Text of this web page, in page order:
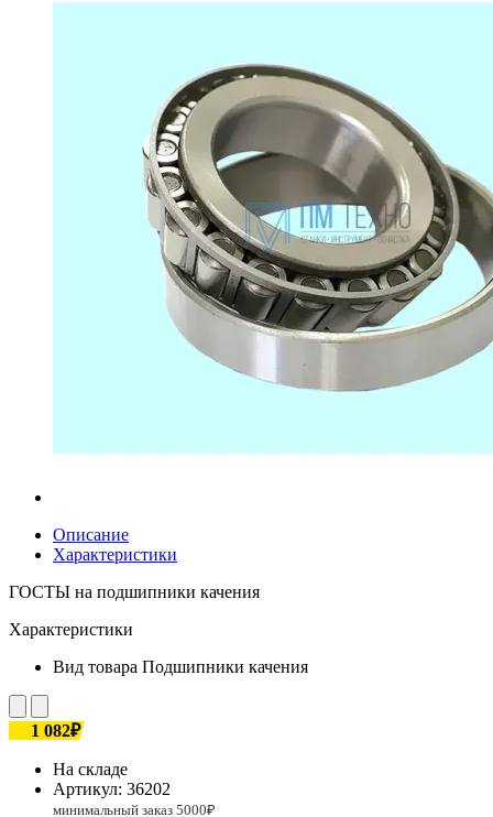
Описание
Характеристики
ГОСТЫ на подшипники качения
Характеристики
Вид товара Подшипники качения
1 082₽
На складе
Артикул: 36202